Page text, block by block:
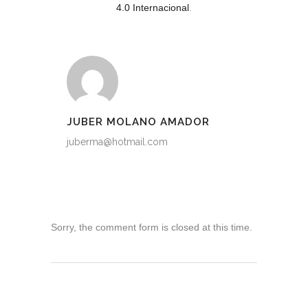
4.0 Internacional
JUBER MOLANO AMADOR
juberma@hotmail.com
Sorry, the comment form is closed at this time.